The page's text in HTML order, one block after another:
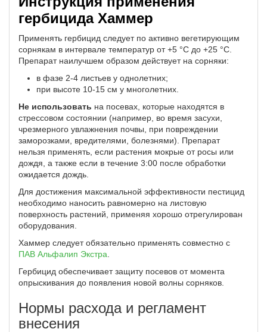
гербицида Хаммер
Применять гербицид следует по активно вегетирующим
сорнякам в интервале температур от +5 °C до +25 °C.
Препарат наилучшем образом действует на сорняки:
в фазе 2-4 листьев у однолетних;
при высоте 10-15 см у многолетних.
Не использовать на посевах, которые находятся в
стрессовом состоянии (например, во время засухи,
чрезмерного увлажнения почвы, при повреждении
заморозками, вредителями, болезнями). Препарат
нельзя применять, если растения мокрые от росы или
дождя, а также если в течение 3:00 после обработки
ожидается дождь.
Для достижения максимальной эффективности пестицид
необходимо наносить равномерно на листовую
поверхность растений, применяя хорошо отрегулирован
оборудования.
Хаммер следует обязательно применять совместно с
ПАВ Альфалип Экстра
Гербицид обеспечивает защиту посевов от момента
опрыскивания до появления новой волны сорняков.
Нормы расхода и регламент
внесения